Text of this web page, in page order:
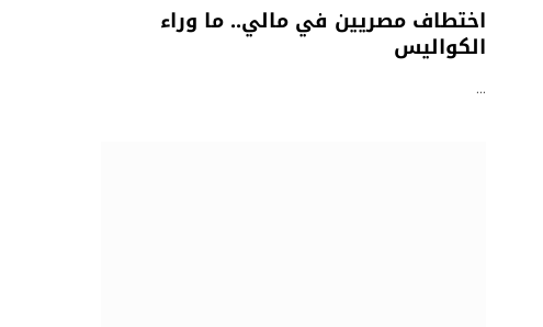
اختطاف مصريين في مالي.. ما وراء
الكواليس
…